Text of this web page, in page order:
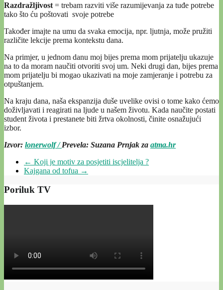
Razdražljivost = trebam razviti više razumijevanja za tuđe potrebe
tako što ću poštovati svoje potrebe
Također imajte na umu da svaka emocija, npr. ljutnja, može pružiti
različite lekcije prema kontekstu dana.
Na primjer, u jednom danu moj bijes prema mom prijatelju ukazuje
na to da moram naučiti otvoriti svoj um. Neki drugi dan, bijes prema
mom prijatelju bi mogao ukazivati na moje zamjeranje i potrebu za
otpuštanjem.
Na kraju dana, naša ekspanzija duše uvelike ovisi o tome kako ćemo
doživljavati i reagirati na ljude u našem životu. Kada naučite postati
student života i prestanete biti žrtva okolnosti, činite osnažujući
izbor.
Izvor: lonerwolf /Prevela: Suzana Prnjak za atma.hr
← Koji je motiv za posjetiti iscjelitelja ?
Kajgana od tofua →
Poriluk TV